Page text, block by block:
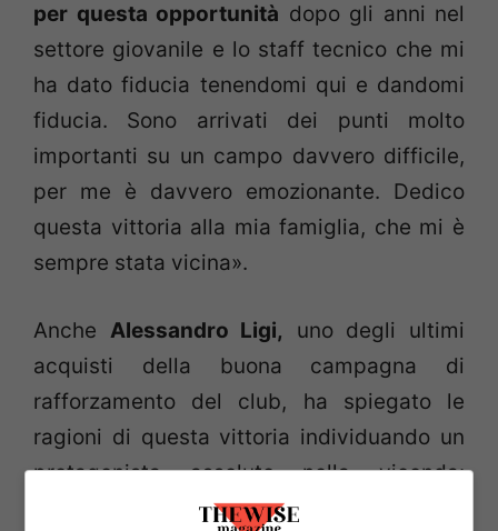
per questa opportunità dopo gli anni nel
settore giovanile e lo staff tecnico che mi
ha dato fiducia tenendomi qui e dandomi
fiducia. Sono arrivati dei punti molto
importanti su un campo davvero difficile,
per me è davvero emozionante. Dedico
questa vittoria alla mia famiglia, che mi è
sempre stata vicina».
Anche Alessandro Ligi, uno degli ultimi
acquisti della buona campagna di
rafforzamento del club, ha spiegato le
ragioni di questa vittoria individuando un
protagonista assoluto nella vicenda:
«Ringraziamo Colombi che ha fatto grandi